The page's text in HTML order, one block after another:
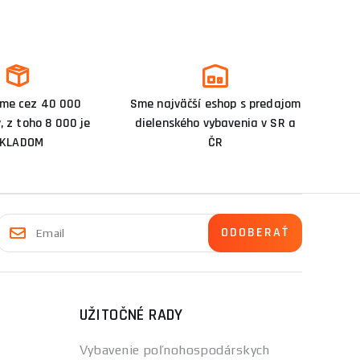
cez 40 000
z toho 8 000 je
Sme najväčší eshop s predajom
dielenského vybavenia v SR a
ČR
UŽITOČNÉ RADY
Vybavenie poľnohospodárskych